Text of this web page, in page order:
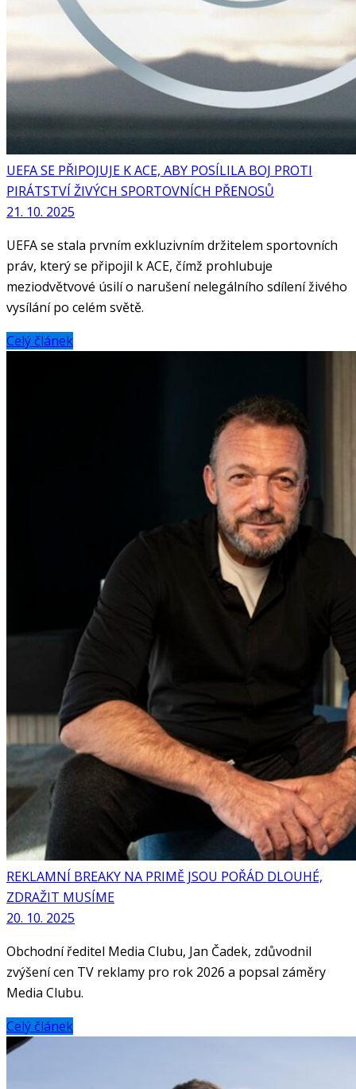
UEFA SE PŘIPOJUJE K ACE, ABY POSÍLILA BOJ PROTI
PIRÁTSTVÍ ŽIVÝCH SPORTOVNÍCH PŘENOSŮ
21. 10. 2025
UEFA se stala prvním exkluzivním držitelem sportovních
práv, který se připojil k ACE, čímž prohlubuje
meziodvětvové úsilí o narušení nelegálního sdílení živého
vysílání po celém světě.
Celý článek
REKLAMNÍ BREAKY NA PRIMĚ JSOU POŘÁD DLOUHÉ,
ZDRAŽIT MUSÍME
20. 10. 2025
Obchodní ředitel Media Clubu, Jan Čadek, zdůvodnil
zvýšení cen TV reklamy pro rok 2026 a popsal záměry
Media Clubu.
Celý článek